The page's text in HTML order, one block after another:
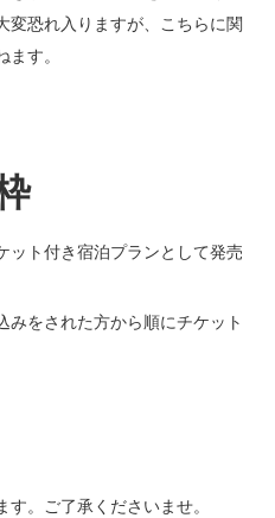
変恐れ入りますが、こちらに関
ます。
ット付き宿泊プランとして発売
みをされた方から順にチケット
す。ご了承くださいませ。